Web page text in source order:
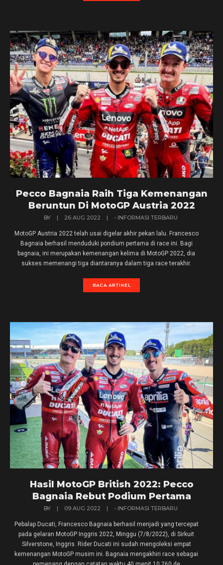
Pecco Bagnaia Raih Tiga Kemenangan
Beruntun Di MotoGP Austria 2022
BY | 26 AUG 2022 | - INFORMASI TERBARU
MotoGP Austria 2022 telah usai digelar akhir pekan lalu. Francesco
Bagnaia berhasil menduduki pondium pertama di race ini. Bagi
bagnaia, ini merupakan kemenangan kelima di MotoGP 2022, dia
sukses memenangi tiga diantaranya dalam tiga race terakhir.
BACA ARTIKEL
Hasil MotoGP British 2022: Pecco
Bagnaia Rebut Podium Pertama
BY | 09 AUG 2022 | - INFORMASI TERBARU
Pebalap Ducati, Francesco Bagnaia berhasil menjadi yang tercepat
pada gelaran MotoGP Inggris 2022, Minggu (7/8/2022), di Sirkuit
Silverstone, Inggris. Rider Ducati ini sudah mengoleksi empat
kemenangan MotoGP musim ini. Bagnaia mengakhiri race sebagai